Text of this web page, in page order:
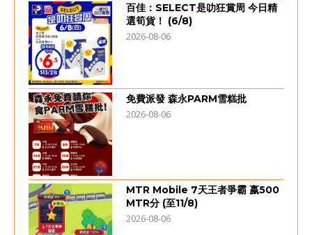
百佳：SELECT是叻狂賞周 今日精
選筍貨！ (6/8)
2026-08-06
免費派發 森永PARM雪糕批
2026-08-06
MTR Mobile 7天王者爭霸 嬴500
MTR分 (至11/8)
2026-08-06